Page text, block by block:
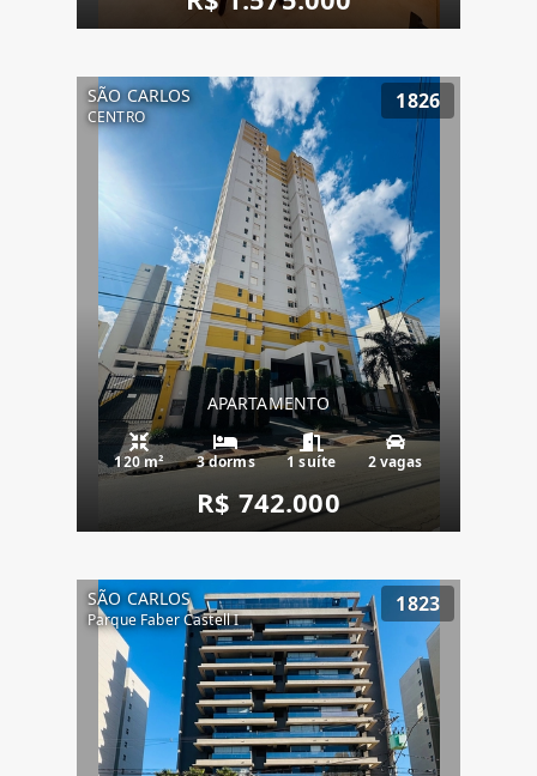
SÃO CARLOS
CENTRO
1826
APARTAMENTO
120 m² 3 dorms 1 suíte 2 vagas
R$ 742.000
SÃO CARLOS
Parque Faber Castell I
1823